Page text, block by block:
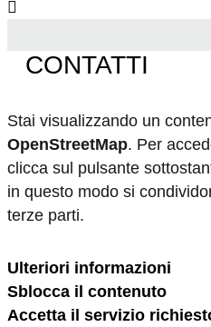
CONTATTI
Stai visualizzando un
OpenStreetMap. Per
clicca sul pulsante
in questo modo si
terze parti.
Ulteriori informazioni
Sblocca il contenuto
Accetta il servizio